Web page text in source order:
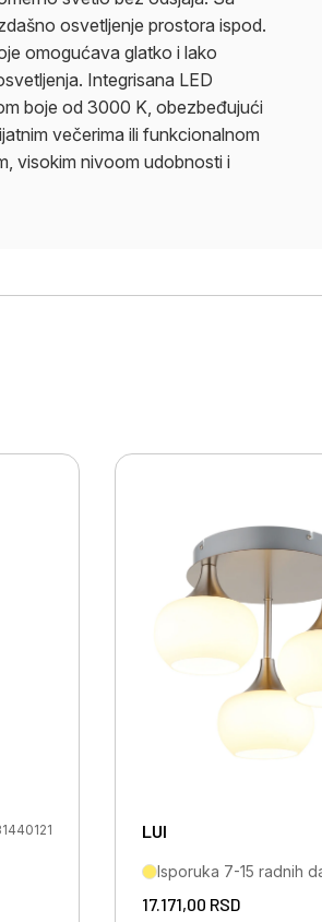
osvetljenje prostora ispod.
omogućava glatko i lako
Integrisana LED
boje od 3000 K, obezbeđujući
večerima ili funkcionalnom
visokim nivoom udobnosti i
LUI
Isporuka 7-15 radnih
17.171,00 RSD